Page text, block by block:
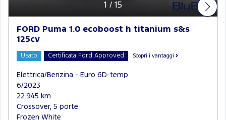
1 / 15
FORD Puma 1.0 ecoboost h titanium s&s
125cv
Usato Certificata Ford Approved Scopri i vantaggi
Elettrica/Benzina - Euro 6D-temp
6/2023
22.945 km
Crossover, 5 porte
Frozen White